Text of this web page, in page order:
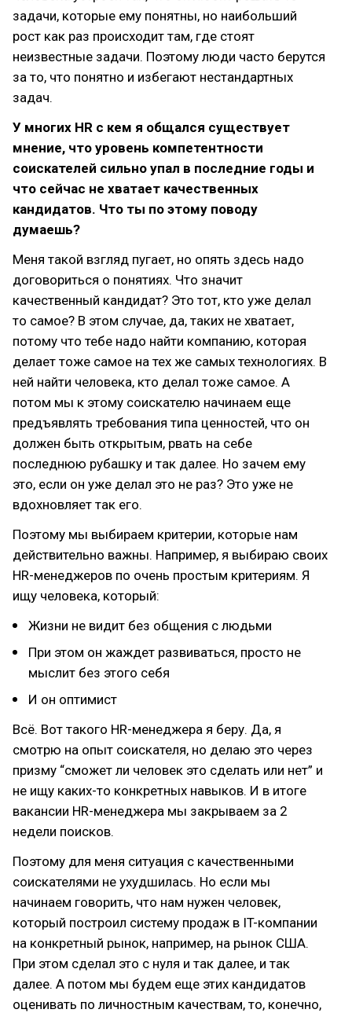
задачи, которые ему понятны, но наибольший
рост как раз происходит там, где стоят
неизвестные задачи. Поэтому люди часто берутся
за то, что понятно и избегают нестандартных
задач.
У многих HR с кем я общался существует
мнение, что уровень компетентности
соискателей сильно упал в последние годы и
что сейчас не хватает качественных
кандидатов. Что ты по этому поводу
думаешь?
Меня такой взгляд пугает, но опять здесь надо
договориться о понятиях. Что значит
качественный кандидат? Это тот, кто уже делал
то самое? В этом случае, да, таких не хватает,
потому что тебе надо найти компанию, которая
делает тоже самое на тех же самых технологиях. В
ней найти человека, кто делал тоже самое. А
потом мы к этому соискателю начинаем еще
предъявлять требования типа ценностей, что он
должен быть открытым, рвать на себе
последнюю рубашку и так далее. Но зачем ему
это, если он уже делал это не раз? Это уже не
вдохновляет так его.
Поэтому мы выбираем критерии, которые нам
действительно важны. Например, я выбираю своих
HR-менеджеров по очень простым критериям. Я
ищу человека, который:
Жизни не видит без общения с людьми
При этом он жаждет развиваться, просто не
мыслит без этого себя
И он оптимист
Всё. Вот такого HR-менеджера я беру. Да, я
смотрю на опыт соискателя, но делаю это через
призму “сможет ли человек это сделать или нет” и
не ищу каких-то конкретных навыков. И в итоге
вакансии HR-менеджера мы закрываем за 2
недели поисков.
Поэтому для меня ситуация с качественными
соискателями не ухудшилась. Но если мы
начинаем говорить, что нам нужен человек,
который построил систему продаж в IT-компании
на конкретный рынок, например, на рынок США.
При этом сделал это с нуля и так далее, и так
далее. А потом мы будем еще этих кандидатов
оценивать по личностным качествам, то, конечно,